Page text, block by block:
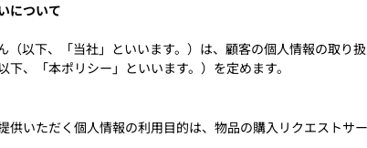
について
（以下、「当社」といいます。）は、顧客の個人情報の取り
下、「本ポリシー」といいます。）を定めます。
供いただく個人情報の利用目的は、物品の購入リクエストサ